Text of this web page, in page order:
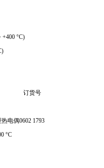
+400 °C)
订货号
热电偶
°C
0602 1793